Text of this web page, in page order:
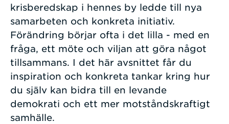
krisberedskap i hennes by ledde till nya
samarbeten och konkreta initiativ.
Förändring börjar ofta i det lilla - med en
fråga, ett möte och viljan att göra något
tillsammans. I det här avsnittet får du
inspiration och konkreta tankar kring hur
du själv kan bidra till en levande
demokrati och ett mer motståndskraftigt
samhälle.